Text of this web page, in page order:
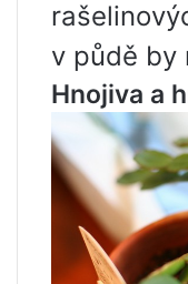
v půdě by
Hnojiva a